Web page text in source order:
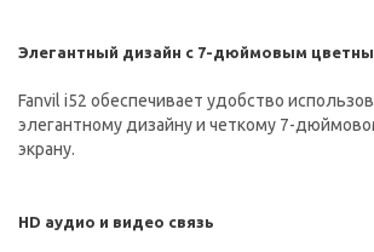
Элегантный дизайн с 7-дюймовым
Fanvil i52 обеспечивает удобство
элегантному дизайну и четкому 7-
экрану.
HD аудио и видео связь